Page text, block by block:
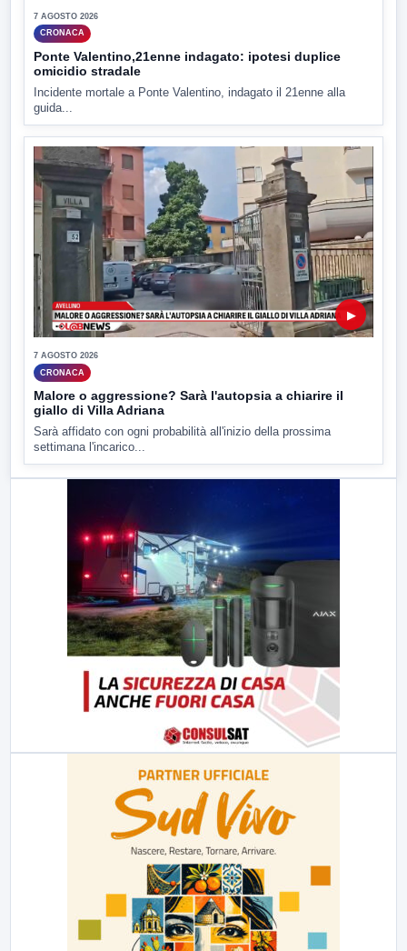
7 AGOSTO 2026
CRONACA
Ponte Valentino,21enne indagato: ipotesi duplice
omicidio stradale
Incidente mortale a Ponte Valentino, indagato il 21enne alla
guida...
▶
7 AGOSTO 2026
CRONACA
Malore o aggressione? Sarà l'autopsia a chiarire il
giallo di Villa Adriana
Sarà affidato con ogni probabilità all'inizio della prossima
settimana l'incarico...